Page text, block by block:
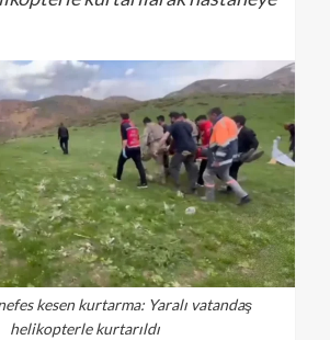
kesen kurtarma: Yaralı vatandaş
helikopterle kurtarıldı